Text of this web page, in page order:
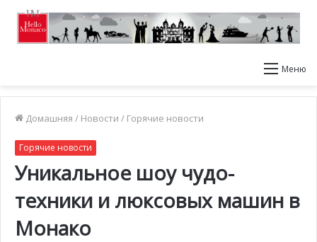
Меню
Домашняя / Новости / Горячие новости
Горячие новости
Уникальное шоу чудо-
техники и люксовых машин в
Монако